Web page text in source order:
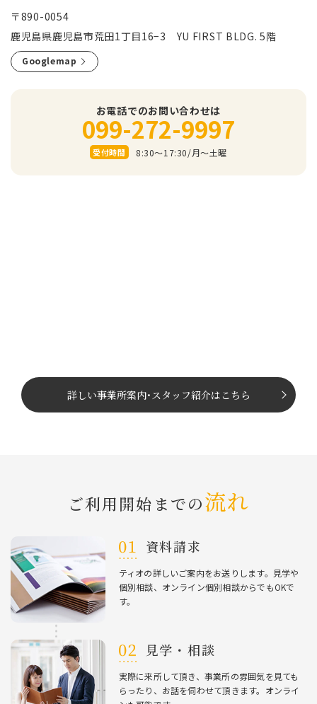
〒890-0054
鹿児島県鹿児島市荒田1丁目16−3 YU FIRST BLDG. 5階
Googlemap
お電話でのお問い合わせは
099-272-9997
受付時間 8:30～17:30/⽉〜⼟曜
詳しい事業所案内･ スタッフ紹介はこちら
ご利⽤開始までの流れ
資料請求
ティオの詳しいご案内をお送りします。⾒学や
個別相談、オンライン個別相談からでもOKで
す。
⾒学・相談
実際に来所して頂き、事業所の雰囲気を⾒ても
らったり、お話を伺わせて頂きます。オンライ